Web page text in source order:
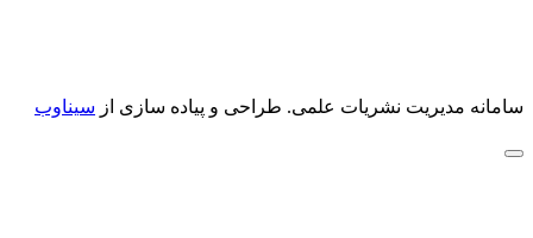
سامانه مدیریت نشریات علمی. طراحی و پیاده سازی از سیناوب